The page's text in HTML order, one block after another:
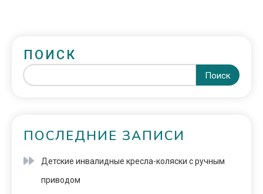
ПОИСК
Поиск
ПОСЛЕДНИЕ ЗАПИСИ
Детские инвалидные кресла-коляски с ручным
приводом